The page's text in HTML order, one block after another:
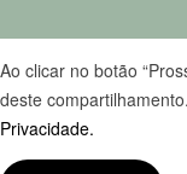
Ao clicar no botão
deste
Privacidade.